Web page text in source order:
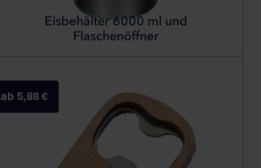
Eisbehälter 6000 ml und
Flaschenöffner
ab 5,88 €